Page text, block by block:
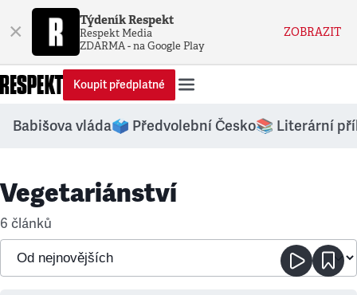
× Týdeník Respekt
Respekt Media
ZDARMA - na Google Play
ZOBRAZIT
Koupit předplatné
Babišova vláda🗳️ Předvolební Česko📚 Literární
Vegetariánství
6 článků